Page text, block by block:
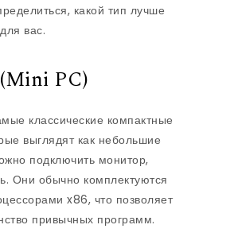
какой тип лучше
вас.
PC)
классические компактные
выглядят как небольшие
подключить монитор,
Они обычно комплектуются
x86, что позволяет
привычных программ.